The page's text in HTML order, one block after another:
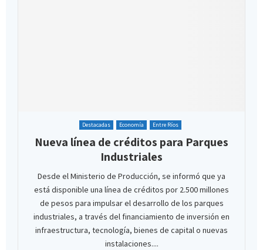
Destacadas Economía Entre Ríos
Nueva línea de créditos para Parques
Industriales
Desde el Ministerio de Producción, se informó que ya
está disponible una línea de créditos por 2.500 millones
de pesos para impulsar el desarrollo de los parques
industriales, a través del financiamiento de inversión en
infraestructura, tecnología, bienes de capital o nuevas
instalaciones....